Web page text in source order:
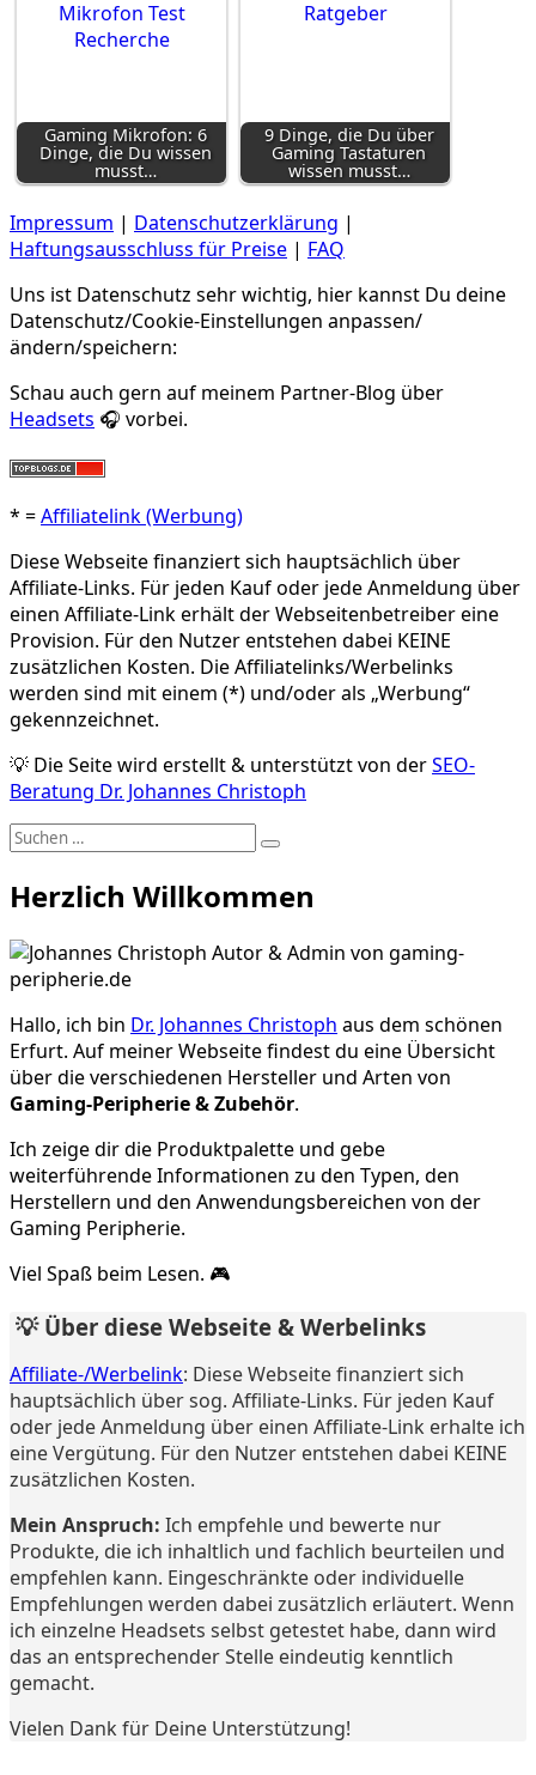
Gaming Mikrofon: 6
Dinge, die Du wissen
musst…
9 Dinge, die Du über
Gaming Tastaturen
wissen musst…
Impressum | Datenschutzerklärung |
Haftungsausschluss für Preise | FAQ
Uns ist Datenschutz sehr wichtig, hier kannst Du deine
Datenschutz/Cookie-Einstellungen anpassen/
ändern/speichern:
Schau auch gern auf meinem Partner-Blog über
Headsets 🎧 vorbei.
* =Affiliatelink (Werbung)
Diese Webseite finanziert sich hauptsächlich über
Affiliate-Links. Für jeden Kauf oder jede Anmeldung über
einen Affiliate-Link erhält der Webseitenbetreiber eine
Provision. Für den Nutzer entstehen dabei KEINE
zusätzlichen Kosten. Die Affiliatelinks/Werbelinks
werden sind mit einem (*) und/oder als „Werbung“
gekennzeichnet.
💡 Die Seite wird erstellt & unterstützt von derSEO-
Beratung Dr. Johannes Christoph
Suche
Suchen
Herzlich Willkommen
Hallo, ich bin Dr. Johannes Christoph aus dem schönen
Erfurt. Auf meiner Webseite findest du eine Übersicht
über die verschiedenen Hersteller und Arten von
Gaming-Peripherie & Zubehör.
Ich zeige dir die Produktpalette und gebe
weiterführende Informationen zu den Typen, den
Herstellern und den Anwendungsbereichen von der
Gaming Peripherie.
Viel Spaß beim Lesen. 🎮
💡 Über diese Webseite & Werbelinks
Affiliate-/Werbelink: Diese Webseite finanziert sich
hauptsächlich über sog. Affiliate-Links. Für jeden Kauf
oder jede Anmeldung über einen Affiliate-Link erhalte ich
eine Vergütung. Für den Nutzer entstehen dabei KEINE
zusätzlichen Kosten.
Mein Anspruch: Ich empfehle und bewerte nur
Produkte, die ich inhaltlich und fachlich beurteilen und
empfehlen kann. Eingeschränkte oder individuelle
Empfehlungen werden dabei zusätzlich erläutert. Wenn
ich einzelne Headsets selbst getestet habe, dann wird
das an entsprechender Stelle eindeutig kenntlich
gemacht.
Vielen Dank für Deine Unterstützung!